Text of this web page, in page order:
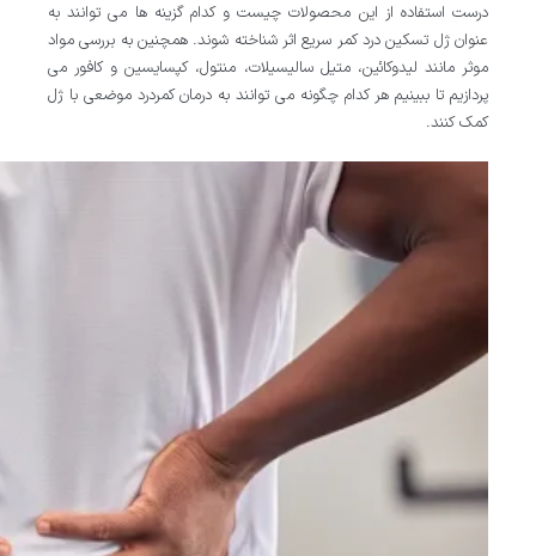
درست استفاده از این محصولات چیست و کدام گزینه ها می توانند به
عنوان ژل تسکین درد کمر سریع اثر شناخته شوند. همچنین به بررسی مواد
موثر مانند لیدوکائین، متیل سالیسیلات، منتول، کپسایسین و کافور می
پردازیم تا ببینیم هر کدام چگونه می توانند به درمان کمردرد موضعی با ژل
کمک کنند.